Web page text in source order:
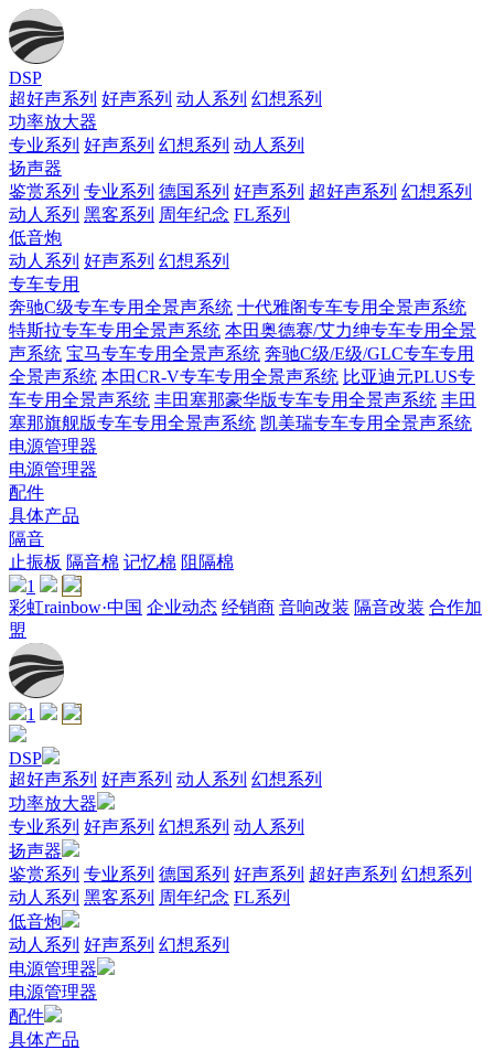
DSP
超好声系列 好声系列 动人系列 幻想系列
功率放大器
专业系列 好声系列 幻想系列 动人系列
扬声器
鉴赏系列 专业系列 德国系列 好声系列 超好声系列 幻想系列
动人系列 黑客系列 周年纪念 FL系列
低音炮
动人系列 好声系列 幻想系列
专车专用
奔驰C级专车专用全景声系统 十代雅阁专车专用全景声系统
特斯拉专车专用全景声系统 本田奥德赛/艾力绅专车专用全景
声系统 宝马专车专用全景声系统 奔驰C级/E级/GLC专车专用
全景声系统 本田CR-V专车专用全景声系统 比亚迪元PLUS专
车专用全景声系统 丰田塞那豪华版专车专用全景声系统 丰田
塞那旗舰版专车专用全景声系统 凯美瑞专车专用全景声系统
电源管理器
电源管理器
配件
具体产品
隔音
止振板 隔音棉 记忆棉 阻隔棉
1
彩虹rainbow·中国 企业动态 经销商 音响改装 隔音改装 合作加
盟
1
DSP
超好声系列 好声系列 动人系列 幻想系列
功率放大器
专业系列 好声系列 幻想系列 动人系列
扬声器
鉴赏系列 专业系列 德国系列 好声系列 超好声系列 幻想系列
动人系列 黑客系列 周年纪念 FL系列
低音炮
动人系列 好声系列 幻想系列
电源管理器
电源管理器
配件
具体产品